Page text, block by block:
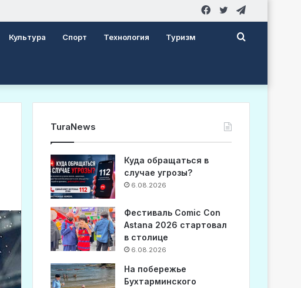
Twitter
Facebook
Культура Спорт Технология Туризм Search
TuraNews
Куда обращаться в
случае угрозы?
6.08.2026
Фестиваль Comic Con
Astana 2026 стартовал
в столице
6.08.2026
На побережье
Бухтарминского